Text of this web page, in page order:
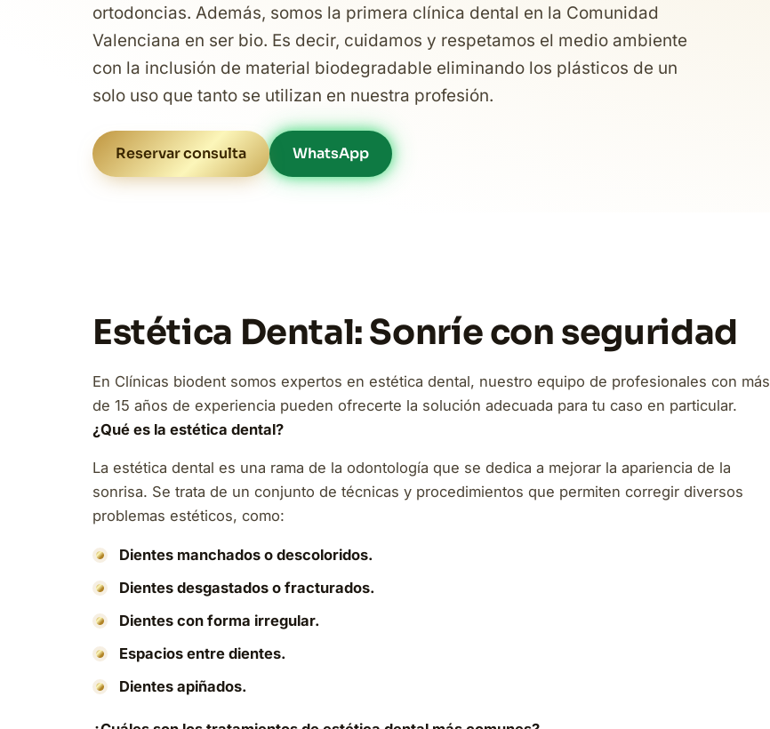
ortodoncias. Además, somos la primera clínica dental en la Comunidad
Valenciana en ser bio. Es decir, cuidamos y respetamos el medio ambiente
con la inclusión de material biodegradable eliminando los plásticos de un
solo uso que tanto se utilizan en nuestra profesión.
Reservar consulta WhatsApp
Estética Dental: Sonríe con seguridad
En Clínicas biodent somos expertos en estética dental, nuestro equipo de profesionales con más
de 15 años de experiencia pueden ofrecerte la solución adecuada para tu caso en particular.
¿Qué es la estética dental?
La estética dental es una rama de la odontología que se dedica a mejorar la apariencia de la
sonrisa. Se trata de un conjunto de técnicas y procedimientos que permiten corregir diversos
problemas estéticos, como:
Dientes manchados o descoloridos.
Dientes desgastados o fracturados.
Dientes con forma irregular.
Espacios entre dientes.
Dientes apiñados.